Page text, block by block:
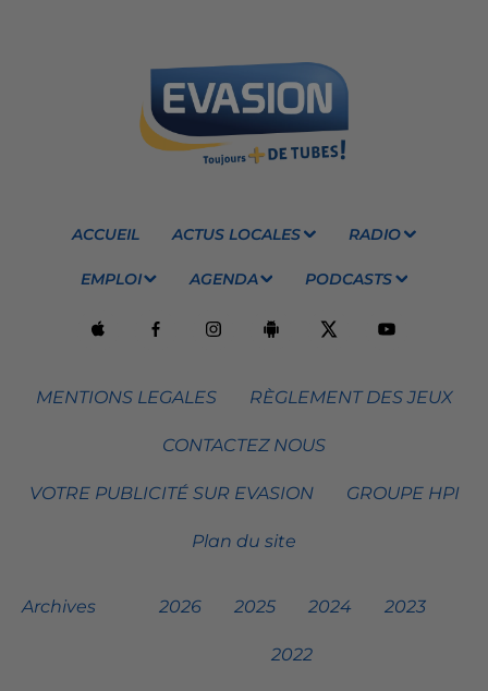
ACCUEIL ACTUS LOCALES RADIO
EMPLOI AGENDA PODCASTS
MENTIONS LEGALES RÈGLEMENT DES JEUX
CONTACTEZ NOUS
VOTRE PUBLICITÉ SUR EVASION GROUPE HPI
Plan du site
Archives 2026 2025 2024 2023
2022